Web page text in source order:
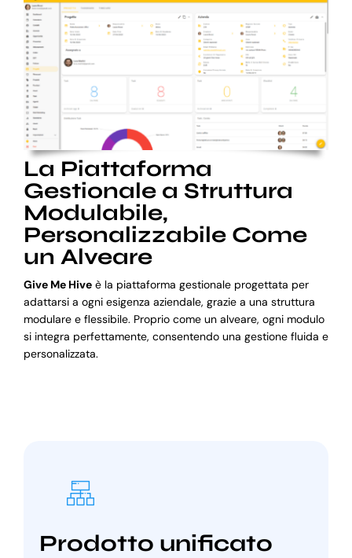
La Piattaforma
Gestionale a Struttura
Modulabile,
Personalizzabile Come
un Alveare
Give Me Hiveè la piattaforma gestionale progettata per
adattarsi a ogni esigenza aziendale, grazie a una struttura
modulare e flessibile. Proprio come un alveare, ogni modulo
si integra perfettamente, consentendo una gestione fluida e
personalizzata.
Prodotto unificato